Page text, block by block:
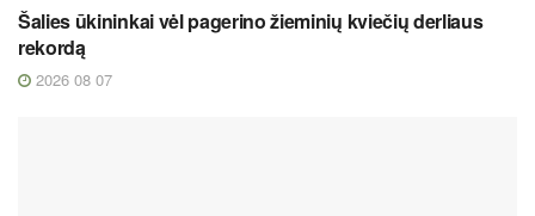
Šalies ūkininkai vėl pagerino žieminių kviečių derliaus
rekordą
2026 08 07